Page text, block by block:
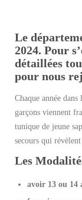
Le
2024. Pour
détaillées
pour nous
Chaque année
garçons viennent
tunique de jeune
secours qui
Les
avoir 13 ou 14